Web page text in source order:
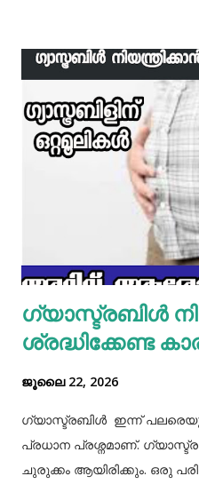
ഇഞ്ചി വെളുത്തുള്ളി, സവാള
ഇതിൽ പൊടികളെല്ലാം
മാറ്റിവച്ച ചിക്കൻ ചേർത്ത്
മിക്സിയുടെ ജാറിലേക്ക്
എന്നിവ ചേർത്ത് നന്നായിട്ട്
മാവൊഴിച്ചു ദോശ
പൊട്ടിച്ച് ഒഴിക്കാം
മല്ലിയില എന്നിവ
ഒരു പാനിൽ കുറച്ച് നെയ്യ്
ഗ്യാസ്ട്രബിൾ
ശ്രദ്ധിക്കേണ്ട
ജൂലൈ 22, 2026
ഗ്യാസ്ട്രബിൾ ഇന്ന് പലരെയും
പ്രധാന പ്രശ്നമാണ്.
ചുരുക്കം ആയിരിക്കും. ഒരു